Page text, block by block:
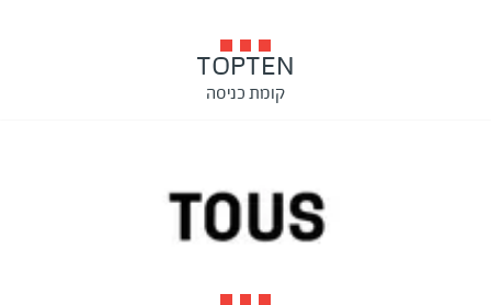
TOPTEN
קומת כניסה